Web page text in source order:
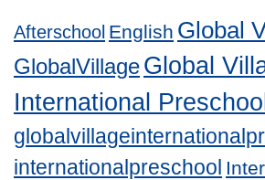
Afterschool English Global
GlobalVillageGlobal
International Preschool
internationalpreschool